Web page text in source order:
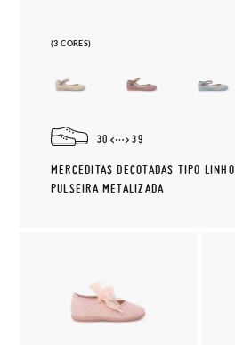
(3 CORES)
30 39
MERCEDITAS DECOTADAS TIPO LINHO
PULSEIRA METALIZADA